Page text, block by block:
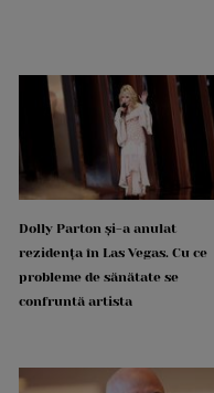
Dolly Parton și-a anulat
rezidența în Las Vegas. Cu ce
probleme de sănătate se
confruntă artista